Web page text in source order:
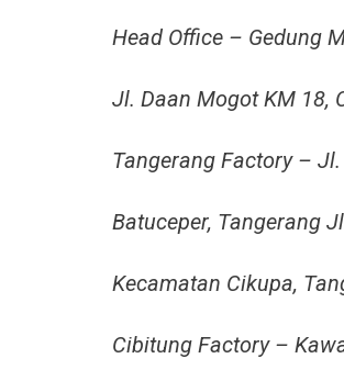
Head Office – Gedung
Jl. Daan Mogot KM 18,
Tangerang Factory –
Batuceper, Tangerang
Kecamatan Cikupa,
Cibitung Factory –